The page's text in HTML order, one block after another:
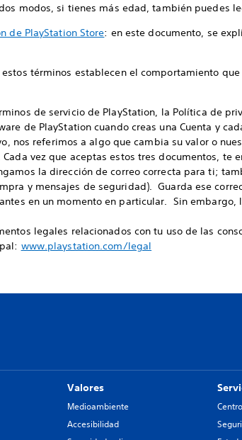
modos, si tienes más edad, también puedes
de PlayStation Store: en este documento, se
términos establecen el comportamiento
de servicio de PlayStation, la Política de
de PlayStation cuando creas una Cuenta y
nos referimos a algo que cambia su valor o
vez que aceptas estos tres documentos, te
la dirección de correo correcta para ti;
y mensajes de seguridad). Guarda ese
en un momento en particular. Sin
legales relacionados con tu uso de las
www.playstation.com/legal
Valores
Medioambiente
Accesibilidad